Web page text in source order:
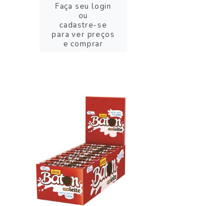
Faça seu login
ou
cadastre-se
para ver preços
e comprar